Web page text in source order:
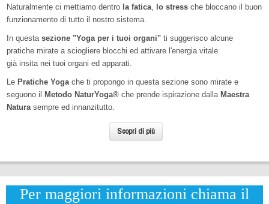
Naturalmente ci mettiamo dentro la fatica, lo stress che bloccano il buon
funzionamento di tutto il nostro sistema.
In questa sezione "Yoga per i tuoi organi" ti suggerisco alcune
pratiche mirate a sciogliere blocchi ed attivare l'energia vitale
già insita nei tuoi organi ed apparati.
Le Pratiche Yogache ti propongo in questa sezione sono mirate e
seguono il
Metodo NaturYoga® che prende ispirazione dalla Maestra
Naturasempre ed innanzitutto.
Scopri di più
Per maggiori informazioni chiama il